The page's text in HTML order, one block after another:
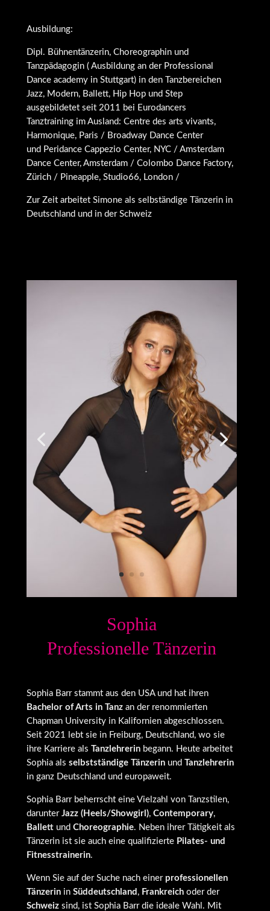
Ausbildung:
Dipl. Bühnentänzerin, Choreographin und
Tanzpädagogin ( Ausbildung an der Professional
Dance academy in Stuttgart) in den Tanzbereichen
Jazz, Modern, Ballett, Hip Hop und Step
ausgebildetet seit 2011 bei Eurodancers
Tanztraining im Ausland: Centre des arts vivants,
Harmonique, Paris / Broadway Dance Center
und Peridance Cappezio Center, NYC / Amsterdam
Dance Center, Amsterdam / Colombo Dance Factory,
Zürich / Pineapple, Studio66, London /
Zur Zeit arbeitet Simone als selbständige Tänzerin in
Deutschland und in der Schweiz
Sophia
Professionelle Tänzerin
Sophia Barr stammt aus den USA und hat ihren
Bachelor of Arts in Tanzan der renommierten
Chapman University in Kalifornien abgeschlossen.
Seit 2021 lebt sie in Freiburg, Deutschland, wo sie
ihre Karriere als Tanzlehrerinbegann. Heute arbeitet
Sophia als selbstständige Tänzerinund Tanzlehrerin
in ganz Deutschland und europaweit.
Sophia Barr beherrscht eine Vielzahl von Tanzstilen,
darunter Jazz (Heels/Showgirl), Contemporary,
Ballettund Choreographie. Neben ihrer Tätigkeit als
Tänzerin ist sie auch eine qualifizierte Pilates- und
Fitnesstrainerin.
Wenn Sie auf der Suche nach einer professionellen
Tänzerinin Süddeutschland , Frankreichoder der
Schweizsind, ist Sophia Barr die ideale Wahl. Mit